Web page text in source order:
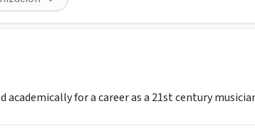
for a career as a 21st century